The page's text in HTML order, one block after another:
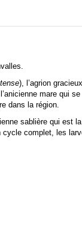
), l’agrion
mare qui
dans la région.
sablière qui
complet, les